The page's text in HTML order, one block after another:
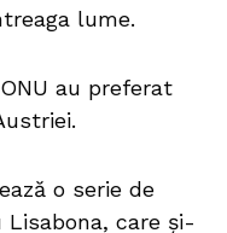
lume.
au preferat
o serie de
care și-